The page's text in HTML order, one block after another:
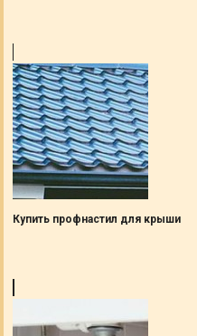
Купить профнастил для крыши